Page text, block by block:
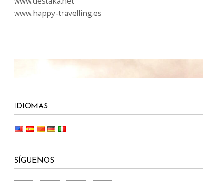
www.happy-travelling.es
IDIOMAS
SÍGUENOS